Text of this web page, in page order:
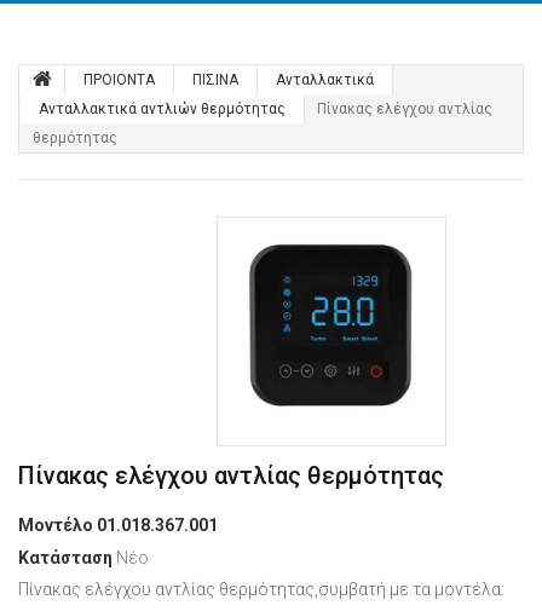
ΠΡΟΙΟΝΤΑ ΠΙΣΙΝΑ
Ανταλλακτικά
Ανταλλακτικά αντλιών θερμότητας
Πίνακας ελέγχου αντλίας
θερμότητας
Πίνακας ελέγχου αντλίας θερμότητας
Μοντέλο 01.018.367.001
Κατάσταση Νέο
Πίνακας ελέγχου αντλίας θερμότητας,συμβατή με τα μοντέλα: